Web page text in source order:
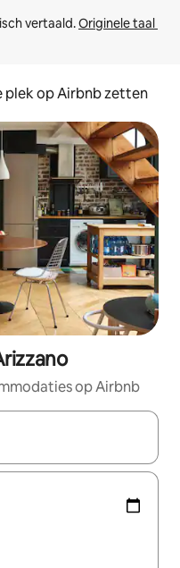
vertaald. Originele taal
plek op Airbnb zetten
op Airbnb
zijn, maak je een keuze